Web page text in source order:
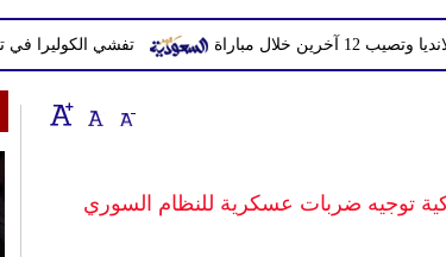
تفشي الكوليرا في تشاد يتسبب مباراة
توجيه ضربات عسكرية للنظام السوري